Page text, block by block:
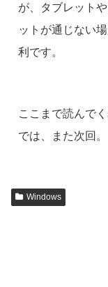
が、タブレット
ットが通じない
利です。
ここまで読んで
では、また次回。
Windows